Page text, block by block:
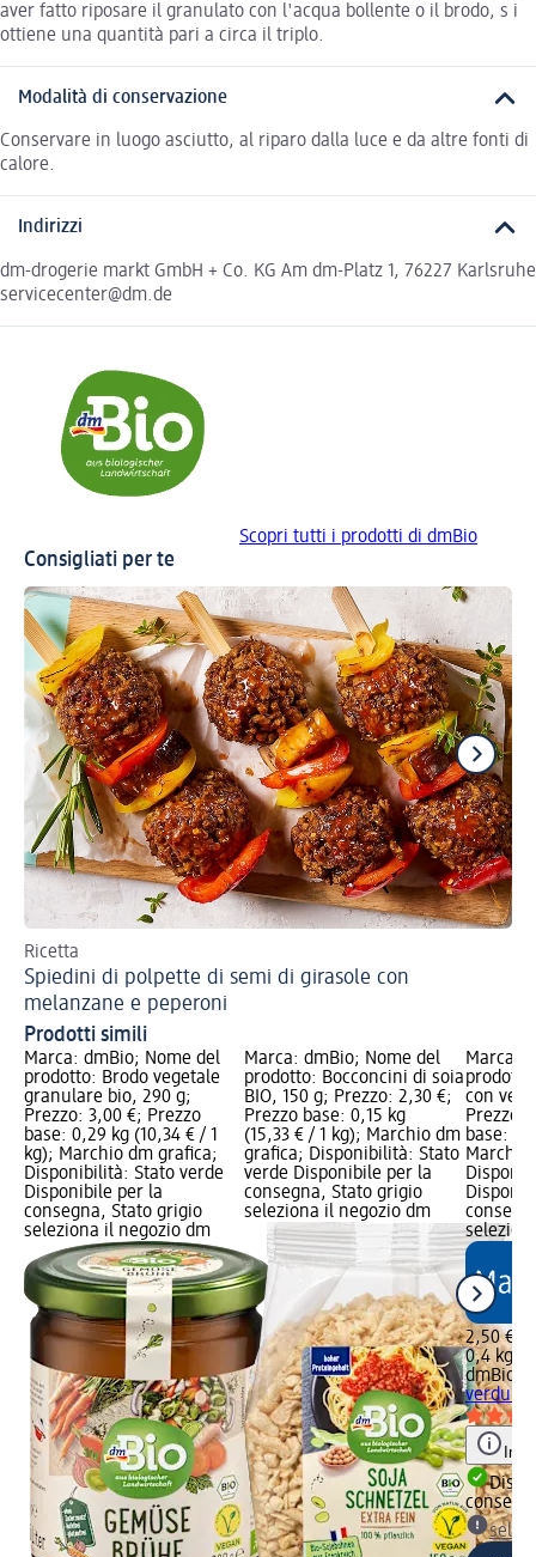
aver fatto riposare il granulato con l'acqua bollente o il brodo, s i
ottiene una quantità pari a circa il triplo.
Modalità di conservazione
Conservare in luogo asciutto, al riparo dalla luce e da altre fonti di
calore.
Indirizzi
dm-drogerie markt GmbH + Co. KG Am dm-Platz 1, 76227 Karlsruhe
servicecenter@dm.de
Scopri tutti i prodotti di dmBio
Consigliati per te
Ricetta
Spiedini di polpette di semi di girasole con
melanzane e peperoni
Prodotti simili
Marca: dmBio; Nome del
prodotto: Brodo vegetale
granulare bio, 290 g;
Prezzo: 3,00 €; Prezzo
base: 0,29 kg (10,34 € / 1
kg); Marchio dm grafica;
Disponibilità: Stato verde
Disponibile per la
consegna, Stato grigio
seleziona il negozio dm
Marca: dmBio; Nome del
prodotto: Bocconcini di soia
BIO, 150 g; Prezzo: 2,30 €;
Prezzo base: 0,15 kg
(15,33 € / 1 kg); Marchio dm
grafica; Disponibilità: Stato
verde Disponibile per la
consegna, Stato grigio
seleziona il negozio dm
Marca:
con
Prezzo:
base:
Marchio
2,50 €
0,4 kg
dmBio
verdure